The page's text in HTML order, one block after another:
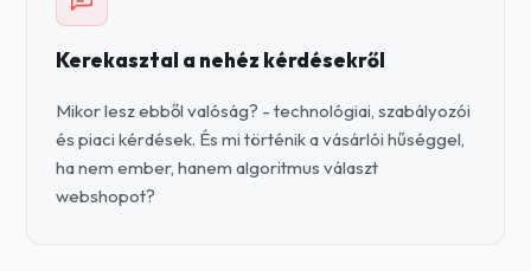
Kerekasztal a nehéz kérdésekről
Mikor lesz ebből valóság? - technológiai, szabályozói
és piaci kérdések. És mi történik a vásárlói hűséggel,
ha nem ember, hanem algoritmus választ
webshopot?